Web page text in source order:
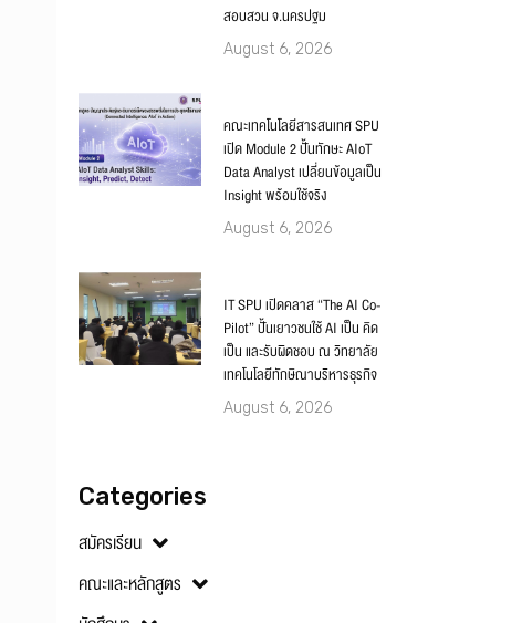
สอบสวน จ.นครปฐม
August 6, 2026
คณะเทคโนโลยีสารสนเทศ SPU
เปิด Module 2 ปั้นทักษะ AIoT
Data Analyst เปลี่ยนข้อมูลเป็น
Insight พร้อมใช้จริง
August 6, 2026
IT SPU เปิดคลาส “The AI Co-
Pilot” ปั้นเยาวชนใช้ AI เป็น คิด
เป็น และรับผิดชอบ ณ วิทยาลัย
เทคโนโลยีทักษิณาบริหารธุรกิจ
August 6, 2026
Categories
สมัครเรียน
คณะและหลักสูตร